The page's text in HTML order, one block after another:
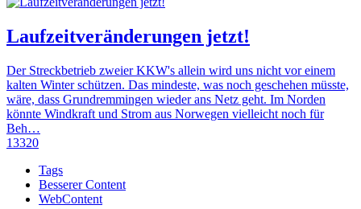
Laufzeitveränderungen jetzt!
Der Streckbetrieb zweier KKW's allein wird uns nicht vor einem
kalten Winter schützen. Das mindeste, was noch geschehen müsste,
wäre, dass Grundremmingen wieder ans Netz geht. Im Norden
könnte Windkraft und Strom aus Norwegen vielleicht noch für
Beh…
13320
Tags
Besserer Content
WebContent